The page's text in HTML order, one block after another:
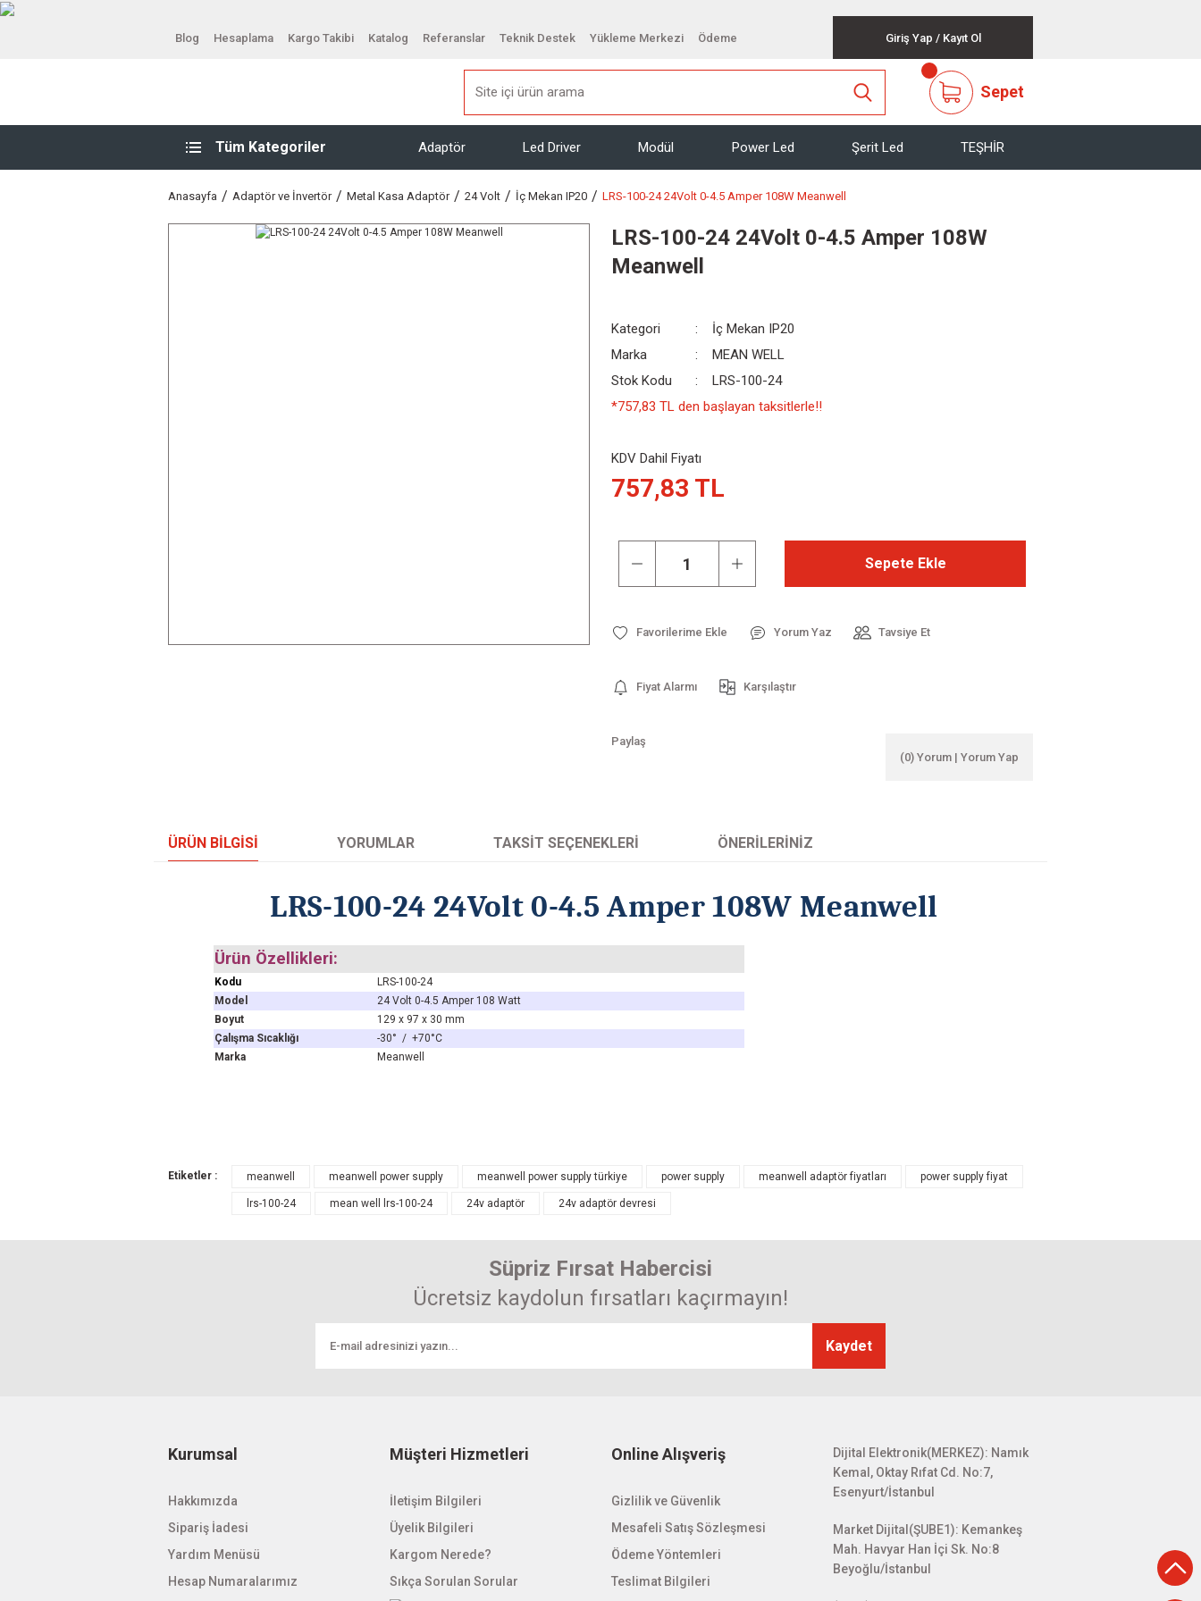
Blog Hesaplama Kargo Takibi Katalog Referanslar Teknik Destek Yükleme Merkezi Ödeme Giriş Yap / Kayıt Ol
Sepet
Tüm Kategoriler Adaptör Led Driver Modül Power Led Şerit Led TEŞHİR
Anasayfa Adaptör ve İnvertör Metal Kasa Adaptör 24 Volt İç Mekan IP20 LRS-100-24 24Volt 0-4.5 Amper 108W Meanwell
LRS-100-24 24Volt 0-4.5 Amper 108W
Meanwell
Kategori
İç Mekan IP20
Marka
MEAN WELL
Stok Kodu
LRS-100-24
*757,83 TL den başlayan taksitlerle!!
KDV Dahil Fiyatı
757,83 TL
Sepete Ekle
Yorum Yaz Tavsiye Et
Fiyat Alarmı Karşılaştır
Paylaş
(0) Yorum | Yorum Yap
ÜRÜN BILGISI YORUMLAR TAKSIT SEÇENEKLERI ÖNERILERINIZ
LRS-100-24 24Volt 0-4.5 Amper 108W Meanwell
Ürün Özellikleri:
Kodu
LRS-100-24
Model
24 Volt 0-4.5 Amper 108 Watt
Boyut
129 x 97 x 30 mm
Çalışma Sıcaklığı
-30° / +70°C
Marka
Meanwell
Bu ürüne ilk yorumu siz yapın! Puan kazanın...
Görüş ve önerileriniz için teşekkür ederiz.
Gönder
Etiketler : meanwell meanwell power supply meanwell power supply türkiye power supply meanwell adaptör fiyatları power supply fiyat
lrs-100-24 mean well lrs-100-24 24v adaptör 24v adaptör devresi
Süpriz Fırsat Habercisi
Ücretsiz kaydolun fırsatları kaçırmayın!
Kaydet
Kurumsal
Hakkımızda
Sipariş İadesi
Yardım Menüsü
Hesap Numaralarımız
Müşteri Hizmetleri
İletişim Bilgileri
Üyelik Bilgileri
Kargom Nerede?
Sıkça Sorulan Sorular
Online Alışveriş
Gizlilik ve Güvenlik
Mesafeli Satış Sözleşmesi
Ödeme Yöntemleri
Teslimat Bilgileri
Dijital Elektronik(MERKEZ): Namık
Kemal, Oktay Rıfat Cd. No:7,
Esenyurt/İstanbul
Market Dijital(ŞUBE1): Kemankeş
Mah. Havyar Han İçi Sk. No:8
Beyoğlu/İstanbul